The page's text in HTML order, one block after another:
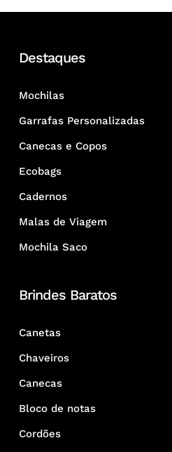
Destaques
Mochilas
Garrafas Personalizadas
Canecas e Copos
Ecobags
Cadernos
Malas de Viagem
Mochila Saco
Brindes Baratos
Canetas
Chaveiros
Canecas
Bloco de notas
Cordões